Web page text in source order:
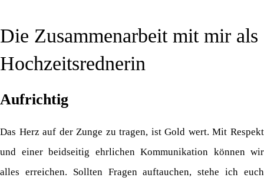
Die Zusammenarbeit mit mir als
Hochzeitsrednerin
Aufrichtig
Das Herz auf der Zunge zu tragen, ist Gold wert. Mit Respekt
und einer beidseitig ehrlichen Kommunikation können wir
alles erreichen. Sollten Fragen auftauchen, stehe ich euch